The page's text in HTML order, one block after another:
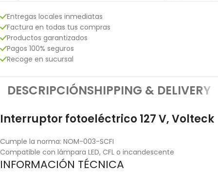
Entregas locales inmediatas
Factura en todas tus compras
Productos garantizados
Pagos 100% seguros
Recoge en sucursal
DESCRIPCIÓNSHIPPING & DELIVERY
Interruptor fotoeléctrico 127 V, Volteck
Cumple la norma: NOM-003-SCFI
Compatible con lámpara LED, CFL o incandescente
INFORMACIÓN TÉCNICA